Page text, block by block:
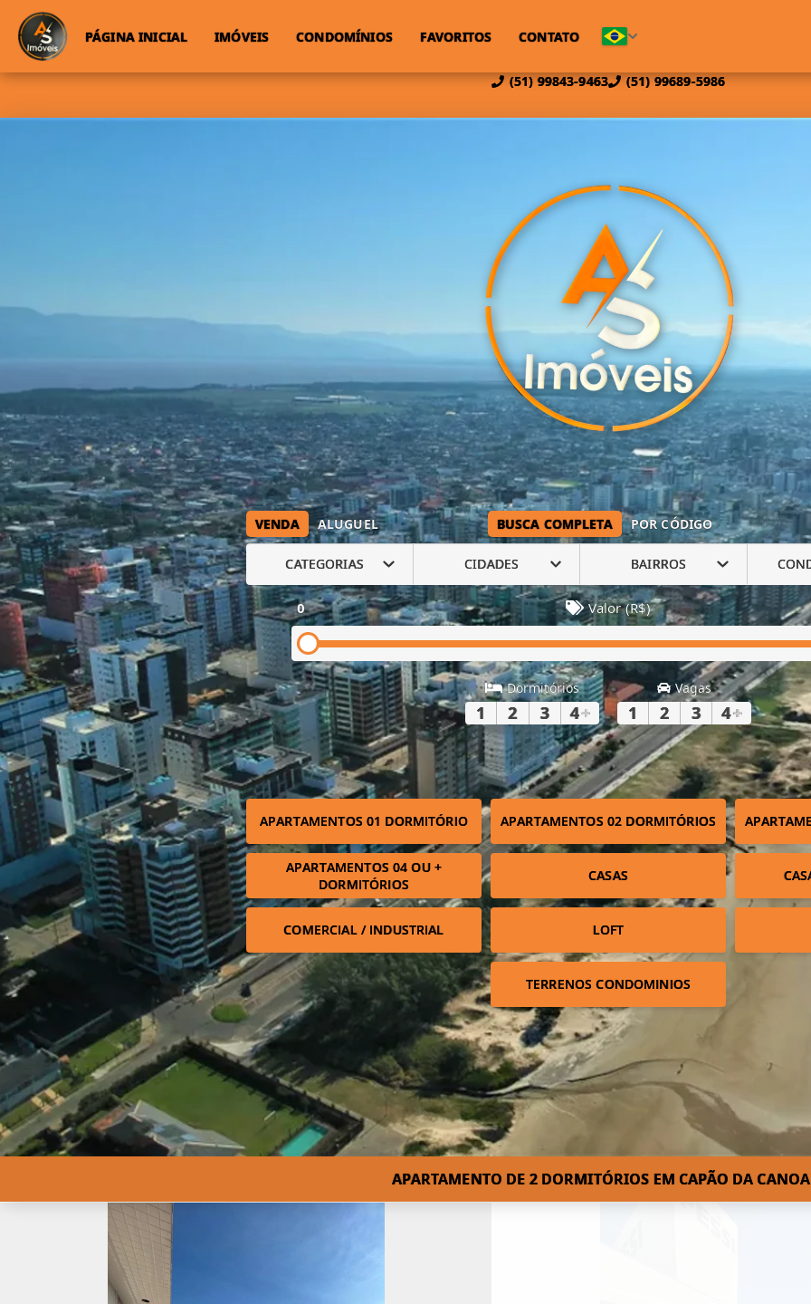
(51) 99843-9463 (51) 99689-5986
PÁGINA INICIAL IMÓVEIS CONDOMÍNIOS FAVORITOS CONTATO
VENDA ALUGUEL BUSCA COMPLETA POR CÓDIGO
CATEGORIAS CIDADES BAIRROS
0 Valor (R$)
Dormitórios
1 2 3 4+
Vagas
1 2 3 4+
APARTAMENTOS 01 DORMITÓRIO APARTAMENTOS 02 DORMITÓRIOS
APARTAMENTOS 04 OU +
DORMITÓRIOS
CASAS
COMERCIAL / INDUSTRIAL LOFT
TERRENOS CONDOMINIOS
APARTAMENTO DE 2 DORMITÓRIOS EM CAPÃO DA